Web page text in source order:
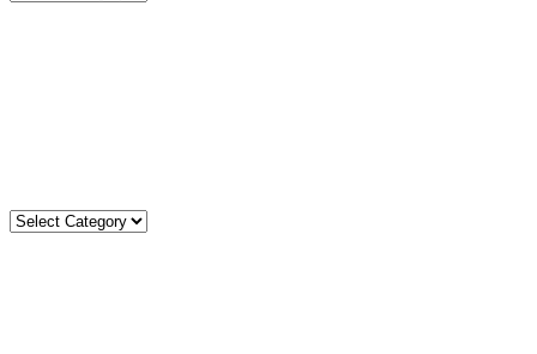
Kategori